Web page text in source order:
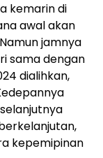
kemarin di
awal akan
jamnya
sama dengan
dialihkan,
kepemipinan